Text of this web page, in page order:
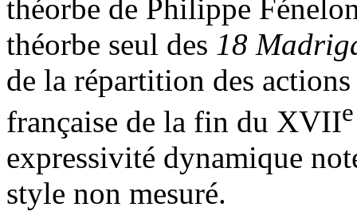
théorbe de Philippe
théorbe seul des 18
de la répartition des
française de la fin du XVIIe
expressivité dynamique
style non mesuré.